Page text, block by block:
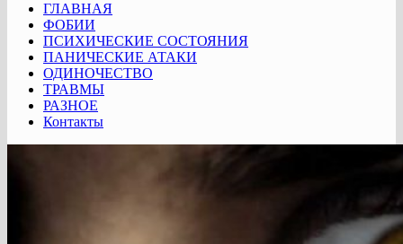
ГЛАВНАЯ
ФОБИИ
ПСИХИЧЕСКИЕ СОСТОЯНИЯ
ПАНИЧЕСКИЕ АТАКИ
ОДИНОЧЕСТВО
ТРАВМЫ
РАЗНОЕ
Контакты